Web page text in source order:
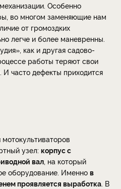
Особенно
во многом заменяющие нам
от громоздких
легче и более маневренны.
как и другая садово-
работы теряют свои
И часто дефекты приходится
узел: корпус с
вал, на который
оборудование. Именно в
проявляется выработка. В